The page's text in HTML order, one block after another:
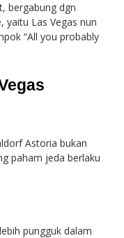
bergabung dgn
yaitu Las Vegas nun
“All you probably
Astoria bukan
paham jeda berlaku
pungguk dalam